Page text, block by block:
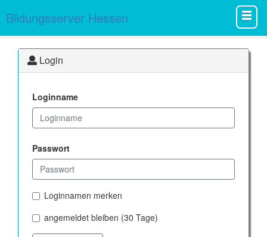
Bildungsserver Hessen
Login
Loginname
Passwort
Loginnamen merken
angemeldet bleiben (30 Tage)